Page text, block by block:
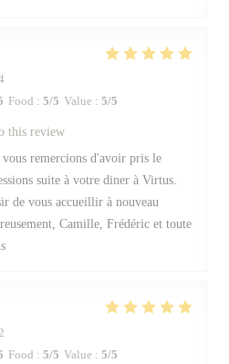
Food : 5/5 Value : 5/5
this review
remercions d'avoir pris le
suite à votre diner à Virtus.
de vous accueillir à nouveau
Camille, Frédéric et toute
Food : 5/5 Value : 5/5